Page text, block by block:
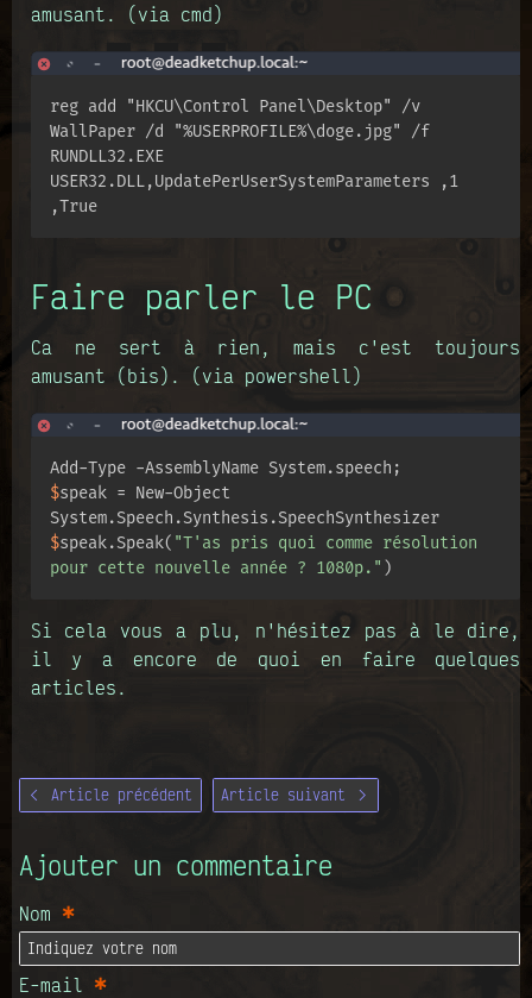
amusant. (via cmd)
reg add "HKCU\Control Panel\Desktop" /v
WallPaper /d "%USERPROFILE%\doge.jpg" /f
RUNDLL32.EXE
USER32.DLL,UpdatePerUserSystemParameters ,1
,True
Faire parler le PC
Ca ne sert à rien, mais c'est toujours
amusant (bis). (via powershell)
$speak = New-Object
System.Speech.Synthesis.SpeechSynthesizer
$speak.Speak( "T'as pris quoi comme résolution
pour cette nouvelle année ? 1080p." )
Si cela vous a plu, n'hésitez pas à le dire,
il y a encore de quoi en faire quelques
articles.
Article précédent Article suivant
Ajouter un commentaire
Nom *
E-mail *